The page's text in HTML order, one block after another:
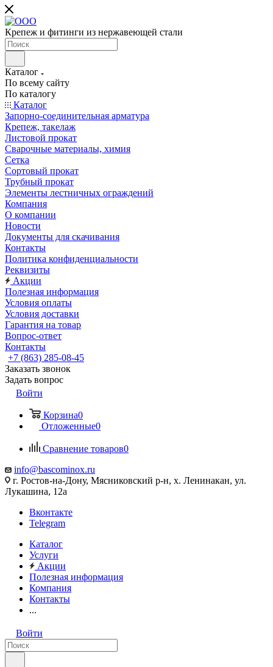
Крепеж и фитинги из нержавеющей стали
Каталог
По всему сайту
По каталогу
Каталог
Запорно-соединительная арматура
Крепеж, такелаж
Листовой прокат
Сварочные материалы, химия
Сетка
Сортовый прокат
Трубный прокат
Элементы лестничных ограждений
Компания
О компании
Новости
Документы для скачивания
Контакты
Политика конфиденциальности
Реквизиты
Акции
Полезная информация
Условия оплаты
Условия доставки
Гарантия на товар
Вопрос-ответ
Контакты
+7 (863) 285-08-45
Заказать звонок
Задать вопрос
Войти
Корзина0
Отложенные0
Сравнение товаров0
info@bascominox.ru
г. Ростов-на-Дону, Мясниковский р-н, х. Ленинакан, ул.
Лукашина, 12а
Вконтакте
Telegram
Каталог
Услуги
Акции
Полезная информация
Компания
Контакты
...
Войти